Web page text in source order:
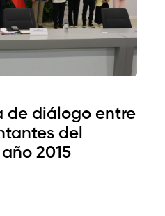
de diálogo entre
del
2015